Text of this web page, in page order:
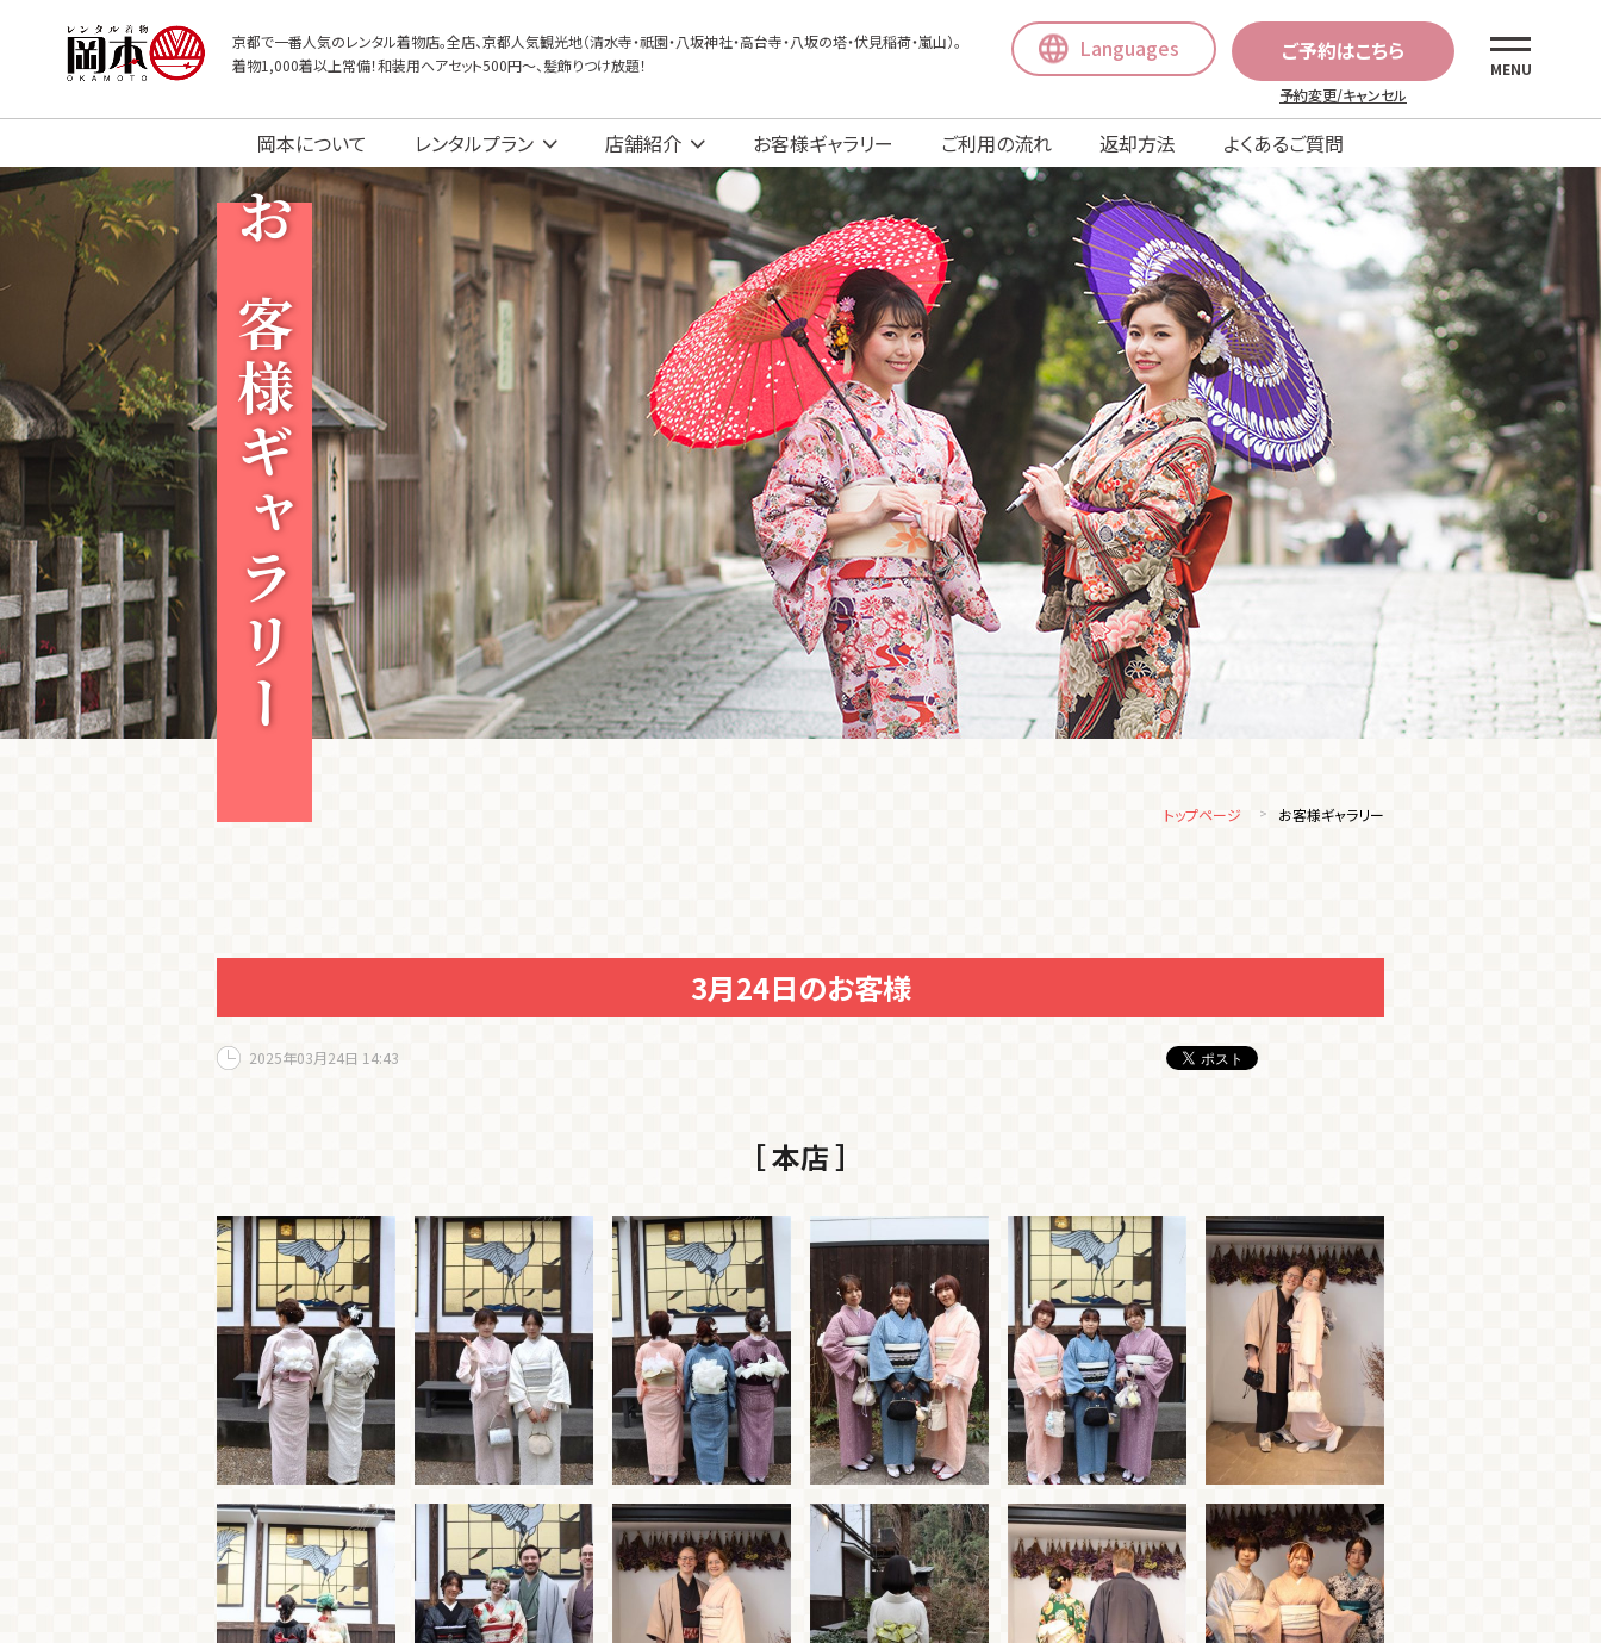
京都で一番人気のレンタル着物店。全店、京都人気観光地（清水寺・祇園・八坂神社・高台寺・八坂の塔・伏見稲荷・嵐山）。
着物1,000着以上常備！和装用ヘアセット500円〜、髪飾りつけ放題！
Languages ご予約はこちら
予約変更/キャンセル
MENU
岡本について レンタルプラン 店舗紹介 お客様ギャラリー ご利用の流れ 返却方法 よくあるご質問
お客様ギャラリー
トップページ お客様ギャラリー
3月24日のお客様
2025年03月24日 14:43
［ 本店 ］